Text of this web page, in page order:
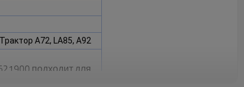
A72, LA85, A92
подходит для
A92.